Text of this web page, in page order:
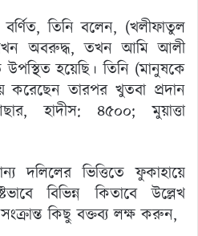
তিনি বলেন, (খলীফাতুল
অবরুদ্ধ, তখন আমি আলী
হয়েছি। তিনি (মানুষকে
করেছেন তারপর খুতবা প্রদান
হাদীস: ৪৫০০; মুয়াত্তা
দলিলের ভিত্তিতে ফুকাহায়ে
বিভিন্ন কিতাবে উল্লেখ
কিছু বক্তব্য লক্ষ করুন,